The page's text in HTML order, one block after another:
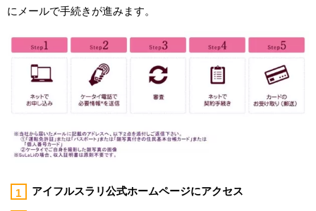
にメールで手続きが進みます。
アイフルスラリ公式ホームページにアクセス